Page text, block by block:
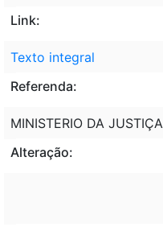
Link:
Texto integral
Referenda:
MINISTERIO DA JUSTIÇA
Alteração: